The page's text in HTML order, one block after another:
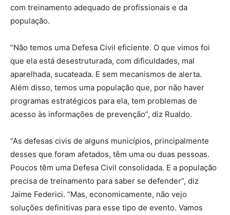
com treinamento adequado de profissionais e da
população.
“Não temos uma Defesa Civil eficiente. O que vimos foi
que ela está desestruturada, com dificuldades, mal
aparelhada, sucateada. E sem mecanismos de alerta.
Além disso, temos uma população que, por não haver
programas estratégicos para ela, tem problemas de
acesso às informações de prevenção”, diz Rualdo.
“As defesas civis de alguns municípios, principalmente
desses que foram afetados, têm uma ou duas pessoas.
Poucos têm uma Defesa Civil consolidada. E a população
precisa de treinamento para saber se defender”, diz
Jaime Federici. “Mas, economicamente, não vejo
soluções definitivas para esse tipo de evento. Vamos